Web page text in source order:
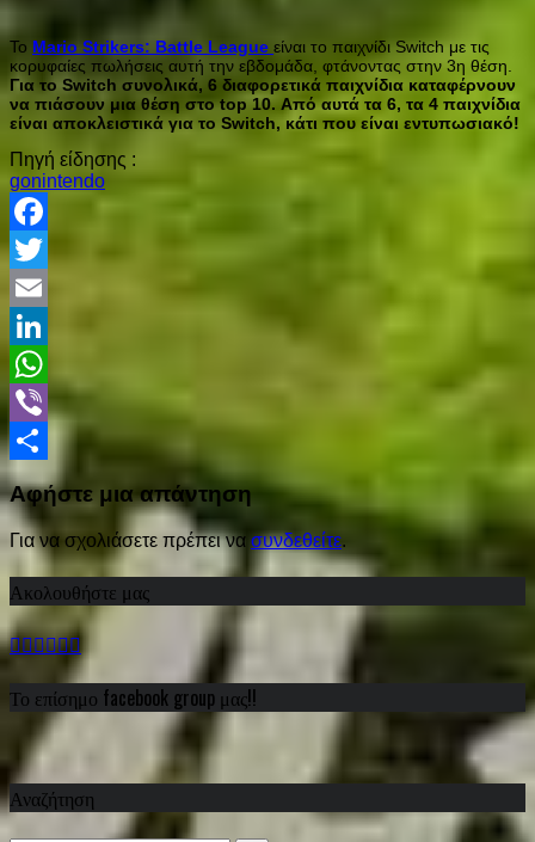
Το Mario Strikers: Battle League είναι το παιχνίδι Switch με τις
κορυφαίες πωλήσεις αυτή την εβδομάδα, φτάνοντας στην 3η θέση.
Για το Switch συνολικά, 6 διαφορετικά παιχνίδια καταφέρνουν
να πιάσουν μια θέση στο top 10. Από αυτά τα 6, τα 4 παιχνίδια
είναι αποκλειστικά για το Switch, κάτι που είναι εντυπωσιακό!
Πηγή είδησης :
gonintendo
Facebook
Twitter
Email
LinkedIn
WhatsApp
Viber
Share
Αφήστε μια απάντηση
Για να σχολιάσετε πρέπει να συνδεθείτε.
Ακολουθήστε μας
Το επίσημο facebook group μας!!
Αναζήτηση